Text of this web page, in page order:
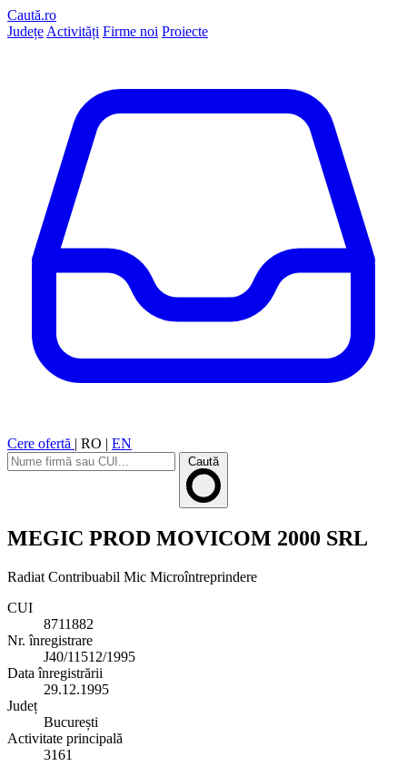
Caută.ro
Județe Activități Firme noi Proiecte
Cere ofertă | RO | EN
Caută
MEGIC PROD MOVICOM 2000 SRL
Radiat Contribuabil Mic Microîntreprindere
CUI
8711882
Nr. înregistrare
J40/11512/1995
Data înregistrării
29.12.1995
Județ
București
Activitate principală
3161